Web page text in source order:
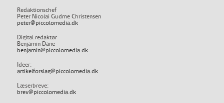
Redaktionschef
Peter Nicolai Gudme Christensen
peter@piccolomedia.dk
Digital redaktør
Benjamin Dane
benjamin@piccolomedia.dk
Ideer:
artikelforslag@piccolomedia.dk
Læserbreve:
brev@piccolomedia.dk